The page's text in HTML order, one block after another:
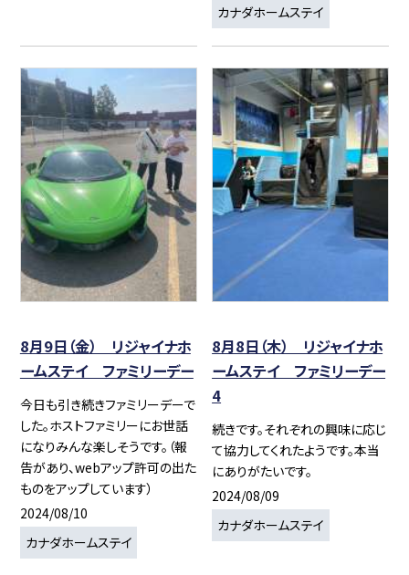
カナダホームステイ
8月9日（金） リジャイナホ
ームステイ ファミリーデー
今日も引き続きファミリーデーで
した。ホストファミリーにお世話
になりみんな楽しそうです。（報
告があり、webアップ許可の出た
ものをアップしています）
2024/08/10
カナダホームステイ
8月8日（木） リジャイナホ
ームステイ ファミリーデー
4
続きです。それぞれの興味に応じ
て協力してくれたようです。本当
にありがたいです。
2024/08/09
カナダホームステイ